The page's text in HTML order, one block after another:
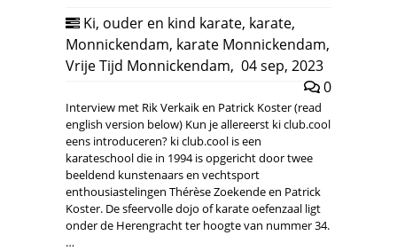
Ki, ouder en kind karate, karate,
Monnickendam, karate Monnickendam,
Vrije Tijd Monnickendam, 04 sep, 2023
0
Interview met Rik Verkaik en Patrick Koster (read
english version below) Kun je allereerst ki club.cool
eens introduceren? ki club.cool is een
karateschool die in 1994 is opgericht door twee
beeldend kunstenaars en vechtsport
enthousiastelingen Thérèse Zoekende en Patrick
Koster. De sfeervolle dojo of karate oefenzaal ligt
onder de Herengracht ter hoogte van nummer 34.
…